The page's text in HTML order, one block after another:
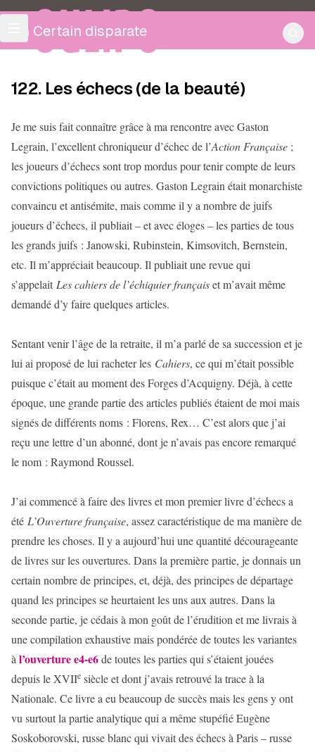
OULIPO
Un Certain disparate
122. Les échecs (de la beauté)
Je me suis fait connaître grâce à ma rencontre avec Gaston
Legrain, l’excellent chroniqueur d’échec de l’Action Française ;
les joueurs d’échecs sont trop mordus pour tenir compte de leurs
convictions politiques ou autres. Gaston Legrain était monarchiste
convaincu et antisémite, mais comme il y a nombre de juifs
joueurs d’échecs, il publiait – et avec éloges – les parties de tous
les grands juifs : Janowski, Rubinstein, Kimsovitch, Bernstein,
etc. Il m’appréciait beaucoup. Il publiait une revue qui
s’appelait Les cahiers de l’échiquier françaiset m’avait même
demandé d’y faire quelques articles.
Sentant venir l’âge de la retraite, il m’a parlé de sa succession et je
lui ai proposé de lui racheter les Cahiers, ce qui m’était possible
puisque c’était au moment des Forges d’Acquigny. Déjà, à cette
époque, une grande partie des articles publiés étaient de moi mais
signés de différents noms : Florens, Rex… C’est alors que j’ai
reçu une lettre d’un abonné, dont je n’avais pas encore remarqué
le nom : Raymond Roussel.
J’ai commencé à faire des livres et mon premier livre d’échecs a
été L’Ouverture française, assez caractéristique de ma manière de
prendre les choses. Il y a aujourd’hui une quantité décourageante
de livres sur les ouvertures. Dans la première partie, je donnais un
certain nombre de principes, et, déjà, des principes de départage
quand les principes se heurtaient les uns aux autres. Dans la
seconde partie, je cédais à mon goût de l’érudition et me livrais à
une compilation exhaustive mais pondérée de toutes les variantes
à l’ouverture e4-e6de toutes les parties qui s’étaient jouées
depuis le XVIIe siècle et dont j’avais retrouvé la trace à la
Nationale. Ce livre a eu beaucoup de succès mais les gens y ont
vu surtout la partie analytique qui a même stupéfié Eugène
Soskoborovski, russe blanc qui vivait des échecs à Paris – russe